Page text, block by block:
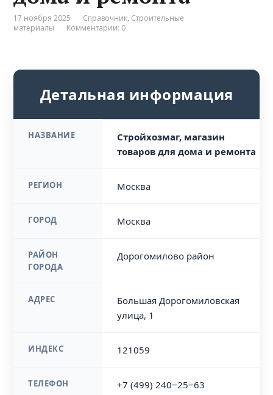
17 ноября 2025 Справочник, Строительные
материалы
Комментарии: 0
Детальная информация
НАЗВАНИЕ
Стройхозмаг, магазин
товаров для дома и ремонта
РЕГИОН Москва
ГОРОД Москва
РАЙОН
ГОРОДА
Дорогомилово район
АДРЕС
Большая Дорогомиловская
улица, 1
ИНДЕКС 121059
ТЕЛЕФОН +7 (499) 240‒25‒63